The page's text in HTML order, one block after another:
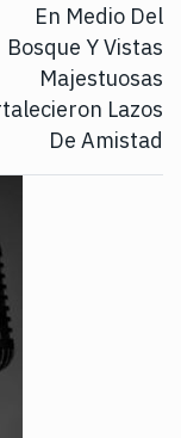
En Medio Del
Bosque Y Vistas
Majestuosas
Lazos
De Amistad